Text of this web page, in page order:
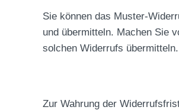
Sie können das Muster-
und übermitteln. Machen Sie
solchen Widerrufs übermitteln.
Zur Wahrung der